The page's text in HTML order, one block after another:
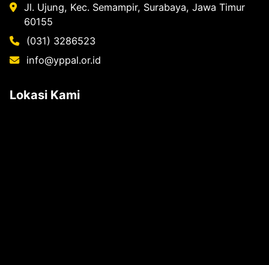
Jl. Ujung, Kec. Semampir, Surabaya, Jawa Timur
60155
(031) 3286523
info@yppal.or.id
Lokasi Kami